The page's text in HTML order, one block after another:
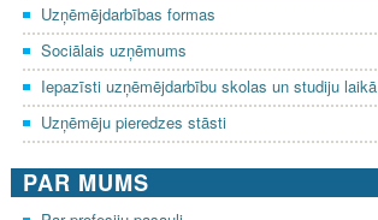
Uzņēmējdarbības formas
Sociālais uzņēmums
Iepazīsti uzņēmējdarbību skolas un studiju laikā
Uzņēmēju pieredzes stāsti
PAR MUMS